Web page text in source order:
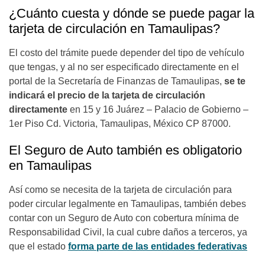
¿Cuánto cuesta y dónde se puede pagar la
tarjeta de circulación en Tamaulipas?
El costo del trámite puede depender del tipo de vehículo
que tengas, y al no ser especificado directamente en el
portal de la Secretaría de Finanzas de Tamaulipas, se te
indicará el precio de la tarjeta de circulación
directamente en 15 y 16 Juárez – Palacio de Gobierno –
1er Piso Cd. Victoria, Tamaulipas, México CP 87000.
El Seguro de Auto también es obligatorio
en Tamaulipas
Así como se necesita de la tarjeta de circulación para
poder circular legalmente en Tamaulipas, también debes
contar con un Seguro de Auto con cobertura mínima de
Responsabilidad Civil, la cual cubre daños a terceros, ya
que el estado forma parte de las entidades federativas